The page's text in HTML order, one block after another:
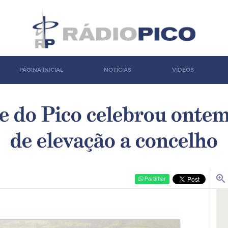
PÁGINA INICIAL NOTÍCIAS VÍDEOS
do Pico celebrou
de elevação a concelho
Partilhar zoom_in